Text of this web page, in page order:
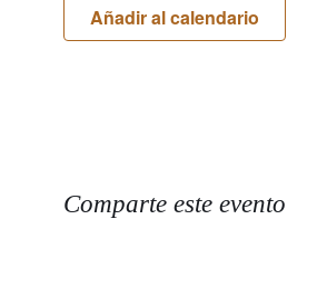
Añadir al calendario
Comparte este evento